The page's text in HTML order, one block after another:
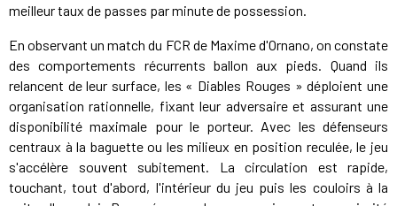
meilleur taux de passes par minute de possession.
En observant un match du FCR de Maxime d'Ornano, on constate
des comportements récurrents ballon aux pieds. Quand ils
relancent de leur surface, les « Diables Rouges » déploient une
organisation rationnelle, fixant leur adversaire et assurant une
disponibilité maximale pour le porteur. Avec les défenseurs
centraux à la baguette ou les milieux en position reculée, le jeu
s'accélère souvent subitement. La circulation est rapide,
touchant, tout d'abord, l'intérieur du jeu puis les couloirs à la